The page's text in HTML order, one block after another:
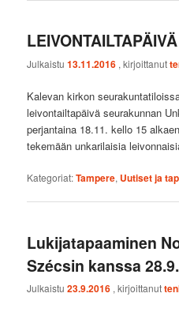
Julkaistu13.11.2016 , kirjoittanut
Kalevan kirkon
leivontailtapäivä seurakunnan
perjantaina 18.11. kello 15
tekemään unkarilaisia
Kategoriat:Tampere, Uutiset ja
Lukijatapaaminen
Szécsin kanssa
Julkaistu23.9.2016 , kirjoittanut